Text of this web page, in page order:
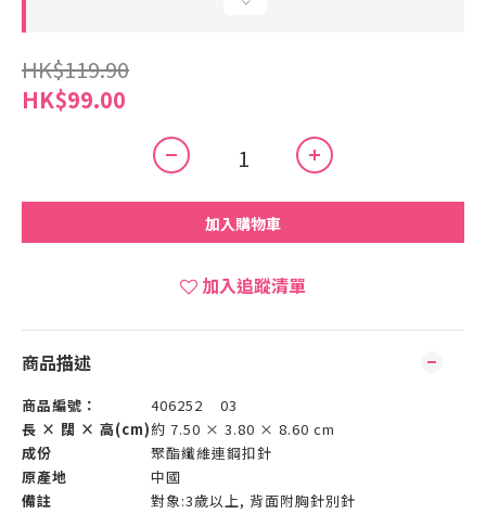
HK$119.90
HK$99.00
加入購物車
加入追蹤清單
商品描述
商品編號：
406252 03
長 × 闊 × 高(cm)約 7.50 × 3.80 × 8.60 cm
成份
聚酯纖維連鋼扣針
原產地
中國
備註
對象:3歲以上, 背面附胸針別針